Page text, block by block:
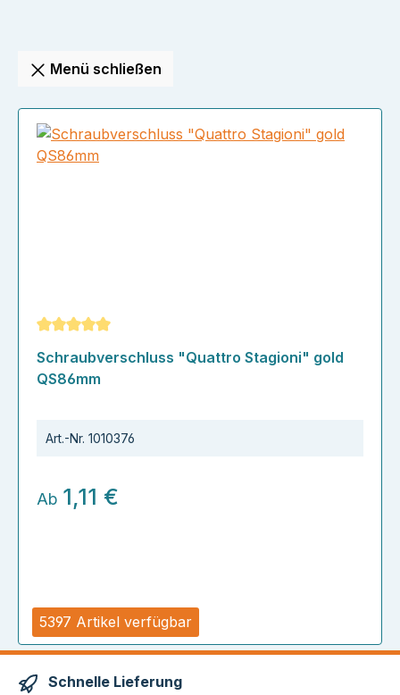
Menü schließen
5397 Artikel verfügbar
Schraubverschluss "Quattro Stagioni" gold
QS86mm
Art.-Nr. 1010376
Ab 1,11 €
Schnelle Lieferung